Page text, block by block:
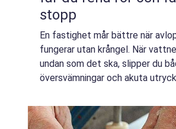
stopp
En fastighet mår bättre när
fungerar utan krångel. När
undan som det ska, slipper du
översvämningar och akuta
handlar om att rengöra
djupet med ...